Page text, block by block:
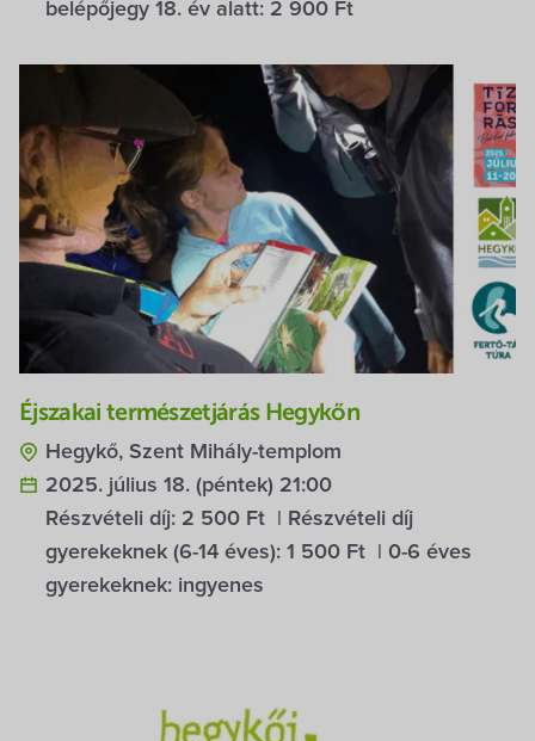
belépőjegy 18. év alatt: 2 900 Ft
Éjszakai természetjárás Hegykőn
Hegykő, Szent Mihály-templom
2025. július 18. (péntek) 21:00
Részvételi díj: 2 500 Ft | Részvételi díj
gyerekeknek (6-14 éves): 1 500 Ft | 0-6 éves
gyerekeknek: ingyenes